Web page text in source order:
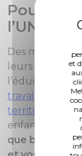
et
Pourquoi
l’UNICEF
Des millions
leurs droits
l’éducation,
travaille sans
territoires
enfants, en
que